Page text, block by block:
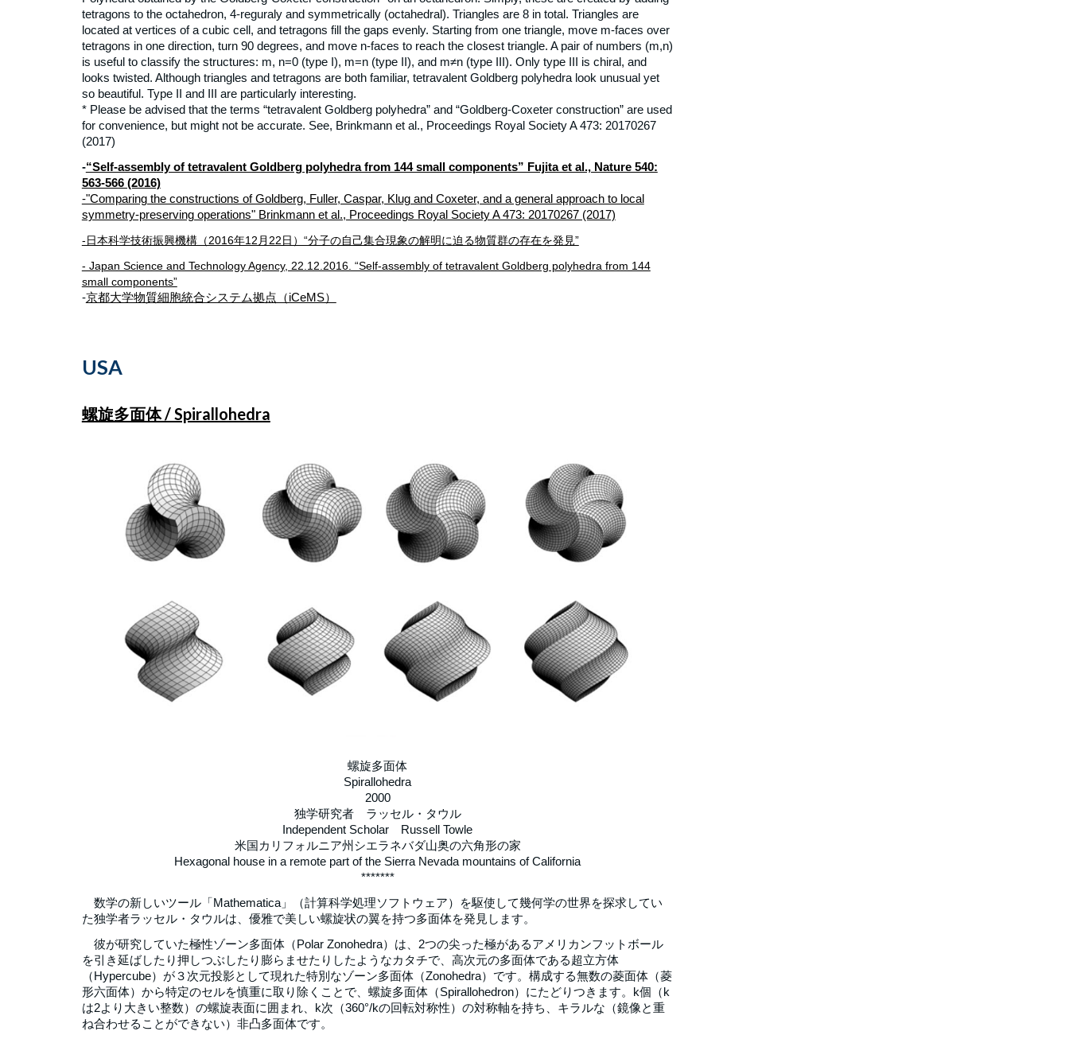
tetragons to the octahedron, 4-reguraly and symmetrically (octahedral). Triangles are 8 in total. Triangles are
located at vertices of a cubic cell, and tetragons fill the gaps evenly. Starting from one triangle, move m-faces over
tetragons in one direction, turn 90 degrees, and move n-faces to reach the closest triangle. A pair of numbers (m,n)
is useful to classify the structures: m, n=0 (type I), m=n (type II), and m≠n (type III). Only type III is chiral, and
looks twisted. Although triangles and tetragons are both familiar, tetravalent Goldberg polyhedra look unusual yet
so beautiful. Type II and III are particularly interesting.
* Please be advised that the terms “tetravalent Goldberg polyhedra” and “Goldberg-Coxeter construction” are used
for convenience, but might not be accurate. See, Brinkmann et al., Proceedings Royal Society A 473: 20170267
(2017)
-“Self-assembly of tetravalent Goldberg polyhedra from 144 small components” Fujita et al., Nature 540:
563-566 (2016)
-"Comparing the constructions of Goldberg, Fuller, Caspar, Klug and Coxeter, and a general approach to local
symmetry-preserving operations" Brinkmann et al., Proceedings Royal Society A 473: 20170267 (2017)
-日本科学技術振興機構（2016年12月22日）“分子の自己集合現象の解明に迫る物質群の存在を発見”
- Japan Science and Technology Agency, 22.12.2016. “Self-assembly of tetravalent Goldberg polyhedra from 144
small components”
-京都大学物質細胞統合システム拠点（iCeMS）
USA
螺旋多面体 / Spirallohedra
螺旋多面体
Spirallohedra
2000
独学研究者 ラッセル・タウル
Independent Scholar Russell Towle
米国カリフォルニア州シエラネバダ山奥の六角形の家
Hexagonal house in a remote part of the Sierra Nevada mountains of California
*******
数学の新しいツール「Mathematica」（計算科学処理ソフトウェア）を駆使して幾何学の世界を探求してい
た独学者ラッセル・タウルは、優雅で美しい螺旋状の翼を持つ多面体を発見します。
彼が研究していた極性ゾーン多面体（Polar Zonohedra）は、2つの尖った極があるアメリカンフットボール
を引き延ばしたり押しつぶしたり膨らませたりしたようなカタチで、高次元の多面体である超立方体
（Hypercube）が３次元投影として現れた特別なゾーン多面体（Zonohedra）です。構成する無数の菱面体（菱
形六面体）から特定のセルを慎重に取り除くことで、螺旋多面体（Spirallohedron）にたどりつきます。k個（k
は2より大きい整数）の螺旋表面に囲まれ、k次（360°/kの回転対称性）の対称軸を持ち、キラルな（鏡像と重
ね合わせることができない）非凸多面体です。